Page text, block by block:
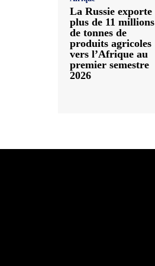
La Russie exporte
plus de 11 millions
de tonnes de
produits agricoles
vers l’Afrique au
premier semestre
2026